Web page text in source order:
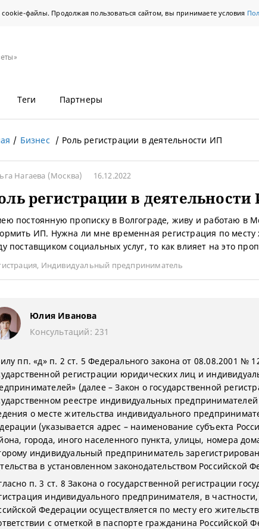
файлы. Продолжая пользоваться сайтом, вы принимаете условия
Теги Партнеры
Бизнес Роль регистрации в деятельности ИП
Нагаева (Москва) 16.12.2022
регистрации в
постоянную прописку в Волгограде, живу и работаю в
ИП. Нужна ли мне временная регистрация по месту
поставщиком социальных услуг, то как влияет на это
, Индивидуальный предприниматель
Юлия Иванова
Консультаций: 231
пп. «д» п. 2 ст. 5 Федерального закона от 08.08.2001 №
регистрации юридических лиц и
(далее – Закон о государственной
реестре индивидуальных
о месте жительства индивидуального
(указывается адрес – наименование субъекта
города, иного населенного пункта, улицы, номера
индивидуальный предприниматель
в установленном законодательством Российской
п. 3 ст. 8 Закона о государственной регистрации
индивидуального предпринимателя, в
Федерации осуществляется по месту его
с отметкой в паспорте гражданина Российской